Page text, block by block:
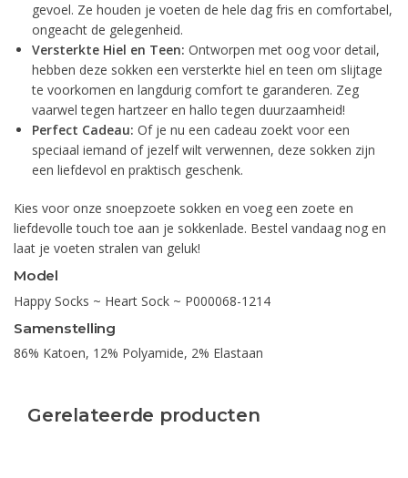
gevoel. Ze houden je voeten de hele dag fris en comfortabel,
ongeacht de gelegenheid.
Versterkte Hiel en Teen: Ontworpen met oog voor detail,
hebben deze sokken een versterkte hiel en teen om slijtage
te voorkomen en langdurig comfort te garanderen. Zeg
vaarwel tegen hartzeer en hallo tegen duurzaamheid!
Perfect Cadeau: Of je nu een cadeau zoekt voor een
speciaal iemand of jezelf wilt verwennen, deze sokken zijn
een liefdevol en praktisch geschenk.
Kies voor onze snoepzoete sokken en voeg een zoete en
liefdevolle touch toe aan je sokkenlade. Bestel vandaag nog en
laat je voeten stralen van geluk!
Model
Happy Socks ~ Heart Sock ~ P000068-1214
Samenstelling
86% Katoen, 12% Polyamide, 2% Elastaan
Gerelateerde producten